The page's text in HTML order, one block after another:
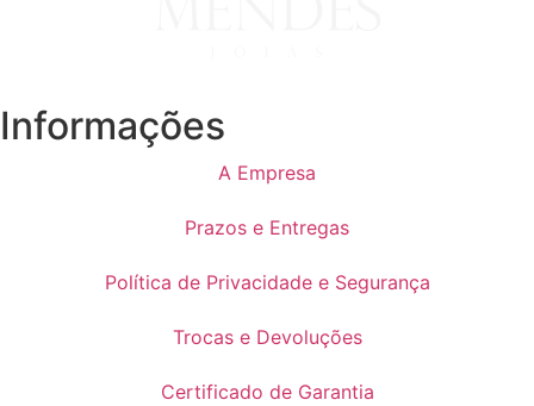
Informações
A Empresa
Prazos e Entregas
Política de Privacidade e Segurança
Trocas e Devoluções
Certificado de Garantia